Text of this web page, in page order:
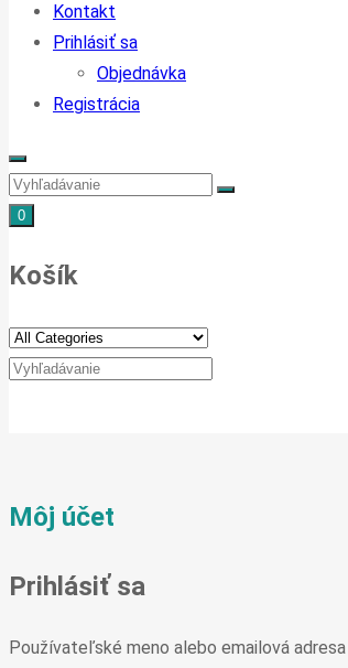
Kontakt
Prihlásiť sa
Objednávka
Registrácia
0
Košík
Môj účet
Prihlásiť sa
Používateľské meno alebo emailová adresa